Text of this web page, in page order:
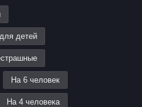
детей
На 6 человек
На 4 человека